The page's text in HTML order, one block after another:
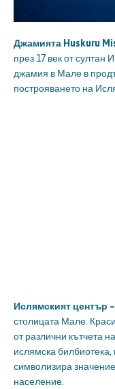
Джамията Huskuru
през 17 век от султан
джамия в Мале в
построяването на
Ислямският център –
столицата Мале.
от различни кътчета
ислямска
символизира
население.